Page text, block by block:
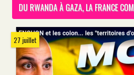
DU RWANDA À GAZA, LA FRANCE
27 juillet